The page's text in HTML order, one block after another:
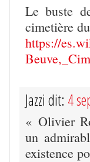
Le buste
cimetière
https://
Jazzi dit: 4
« Olivier
un
existence